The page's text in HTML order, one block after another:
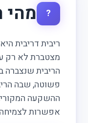
? מהי
ריבית דריבית
מצטברת לא רק
הריבית שנצברה
פשוטה, שבה
ההשקעה
אפשרות לצמיחה